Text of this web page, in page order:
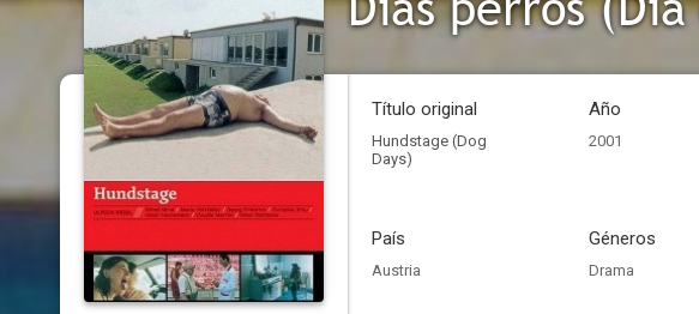
Título original
Hundstage (Dog
Days)
Año
2001
País
Austria
Géneros
Drama